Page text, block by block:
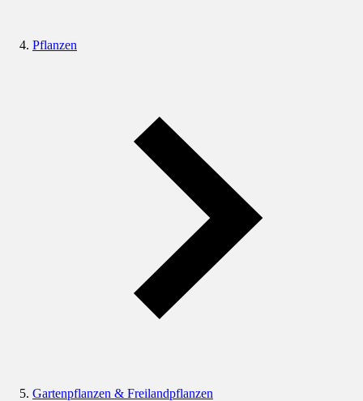
Pflanzen
Gartenpflanzen & Freilandpflanzen